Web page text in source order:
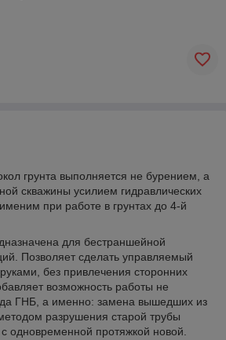
грунта выполняется не бурением, а
скважины усилием гидравлических
при работе в грунтах до 4-й
для бестраншейной
Позволяет сделать управляемый
без привлечения сторонних
возможность работы не
ГНБ, а именно: замена вышедших из
разрушения старой трубы
одновременной протяжкой новой.